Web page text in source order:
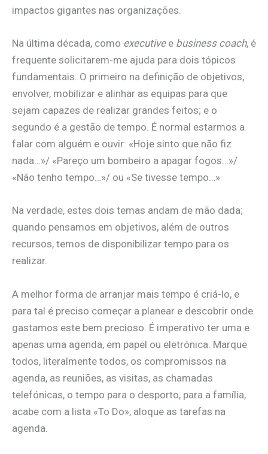
impactos gigantes nas organizações.
Na última década, como executivee business coach, é
frequente solicitarem-me ajuda para dois tópicos
fundamentais. O primeiro na definição de objetivos,
envolver, mobilizar e alinhar as equipas para que
sejam capazes de realizar grandes feitos; e o
segundo é a gestão de tempo. É normal estarmos a
falar com alguém e ouvir: «Hoje sinto que não fiz
nada…»/ «Pareço um bombeiro a apagar fogos…»/
«Não tenho tempo…»/ ou «Se tivesse tempo…»
Na verdade, estes dois temas andam de mão dada;
quando pensamos em objetivos, além de outros
recursos, temos de disponibilizar tempo para os
realizar.
A melhor forma de arranjar mais tempo é criá-lo, e
para tal é preciso começar a planear e descobrir onde
gastamos este bem precioso. É imperativo ter uma e
apenas uma agenda, em papel ou eletrónica. Marque
todos, literalmente todos, os compromissos na
agenda, as reuniões, as visitas, as chamadas
telefónicas, o tempo para o desporto, para a família,
acabe com a lista «To Do», aloque as tarefas na
agenda.